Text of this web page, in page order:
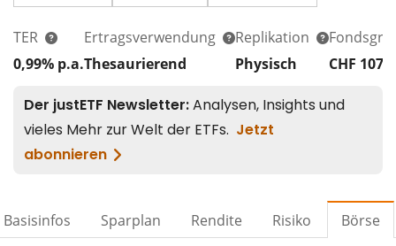
TER
0,99% p.a.
Ertragsverwendung
Thesaurierend
Replikation
Physisch
CHF 107
Basisinfos Sparplan Rendite Risiko Börse